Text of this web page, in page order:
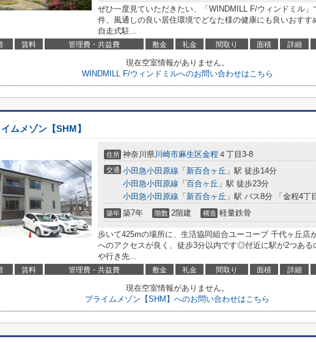
ぜひ一度見ていただきたい、「WINDMILL F/ウィンドミル
件、風通しの良い居住環境でどなた様の健康にも良いおす
自走式駐...
賃料 管理費・共益費 敷金 礼金 間取り 面積 詳細
現在空室情報がありません。
WINDMILL F/ウィンドミルへのお問い合わせはこちら
ムメゾン【SHM】
住所 神奈川県川崎市麻生区金程 ４丁目3-8
交通 小田急小田原線 「 新百合ヶ丘 」駅 徒歩14分
小田急小田原線 「 百合ヶ丘 」駅 徒歩23分
小田急小田原線 「 新百合ヶ丘 」駅 バス8分 「金程4丁
築年 築7年 階数 2階建 構造 軽量鉄骨
歩いて425mの場所に、生活協同組合ユーコープ 千代ヶ丘
へのアクセスが良く、徒歩3分以内です◎付近に駅が2つある
や行き先...
賃料 管理費・共益費 敷金 礼金 間取り 面積 詳細
現在空室情報がありません。
プライムメゾン【SHM】へのお問い合わせはこちら